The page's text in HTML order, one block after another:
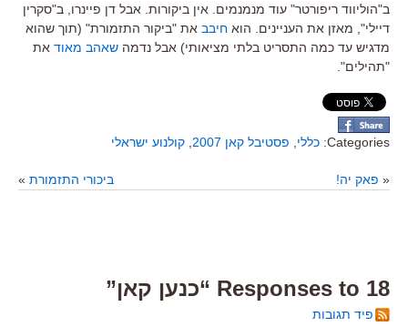
ב"הוליווד ריפורטר" עוד מנמנמים. אין ביקורות. אבל דן פיינרו, ב"סקרין
דיילי", מאזן את העניינים. הוא חיבב את "ביקור התזמורת" (תוך שהוא
מדגיש עד כמה התסריט בלתי מציאותי) אבל נדמה שאהב מאוד את
"תהילים".
Categories: כללי פסטיבל קאן 2007 קולנוע ישראלי
« פאק יה! ביכורי התזמורת »
18 Responses to “כנען קאן”
פיד תגובות